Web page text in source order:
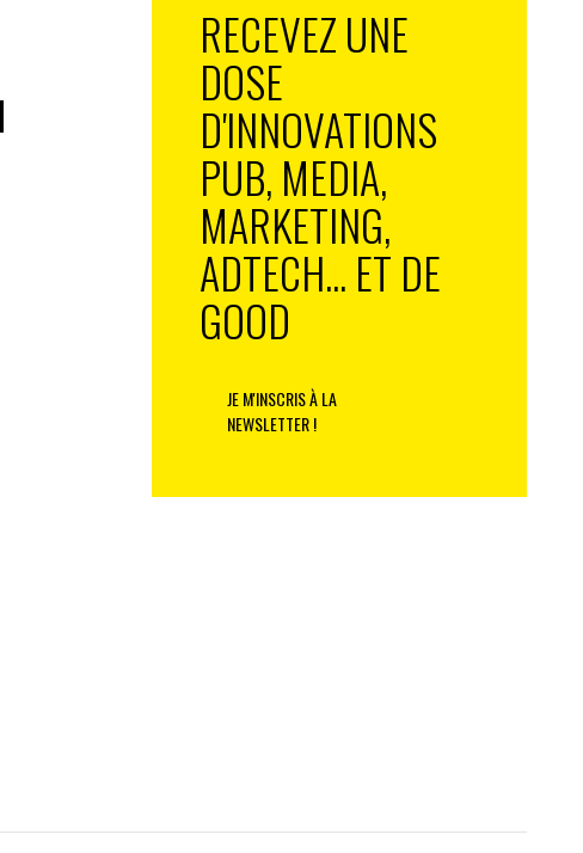
RECEVEZ UNE
DOSE
D'INNOVATIONS
PUB, MEDIA,
MARKETING,
ADTECH... ET DE
GOOD
JE M'INSCRIS À LA
NEWSLETTER !